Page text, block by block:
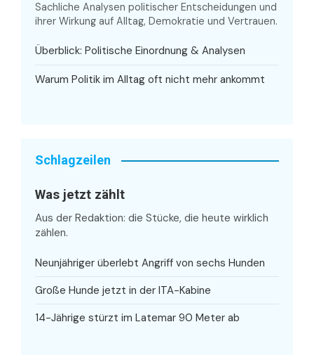
Sachliche Analysen politischer Entscheidungen und
ihrer Wirkung auf Alltag, Demokratie und Vertrauen.
Überblick: Politische Einordnung & Analysen
Warum Politik im Alltag oft nicht mehr ankommt
Schlagzeilen
Was jetzt zählt
Aus der Redaktion: die Stücke, die heute wirklich
zählen.
Neunjähriger überlebt Angriff von sechs Hunden
Große Hunde jetzt in der ITA-Kabine
14-Jährige stürzt im Latemar 90 Meter ab